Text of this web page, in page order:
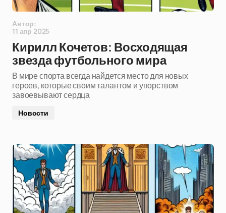
Автор:
11 апр 2025
Кирилл Кочетов: Восходящая
звезда футбольного мира
В мире спорта всегда найдется место для новых
героев, которые своим талантом и упорством
завоевывают сердца
Новости